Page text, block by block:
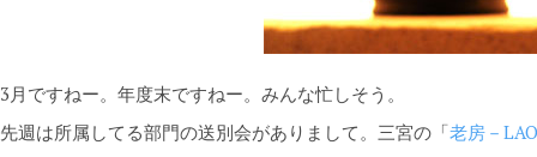
3月ですねー。年度末ですねー。みんな忙しそう。
先週は所属してる部門の送別会がありまして。三宮の「老房－